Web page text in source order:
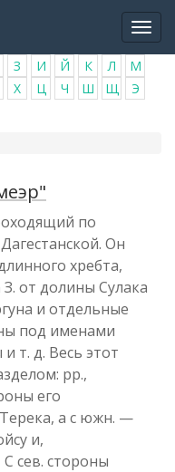
З И Й К Л
М
Х Ц Ч Ш Щ
Э
по
Он
хребта,
от долины Сулака
и отдельные
под именами
т. д. Весь этот
pp.,
его
а с южн. —
и,
сев. стороны